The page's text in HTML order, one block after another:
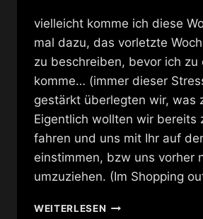
vielleicht komme ich diese
mal dazu, das vorletzte
zu beschreiben, bevor ich zu
komme… (immer dieser
gestärkt überlegten wir, was
Eigentlich wollten wir bereits
fahren und uns mit Ihr auf
einstimmen, bzw uns vorher
umzuziehen. (Im Shopping
WEITERLESENSHARON